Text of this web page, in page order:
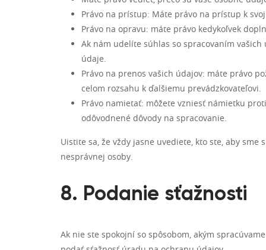
Právo na prístup: Máte právo na prístup k
Právo na opravu: máte právo kedykoľvek
Ak nám udelíte súhlas so spracovaním
údaje.
Právo na prenos vašich údajov: máte právo
celom rozsahu k ďalšiemu prevádzkovateľovi.
Právo namietať: môžete vzniesť námietku
odôvodnené dôvody na spracovanie.
Uistite sa, že vždy jasne uvediete, kto ste, aby
nesprávnej osoby.
8. Podanie sťažnosti
Ak nie ste spokojní so spôsobom, akým